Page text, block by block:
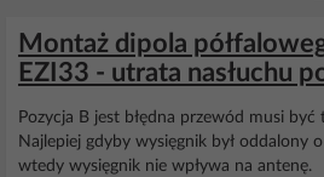
Montaż dipola
EZI33 - utrata nasłuchu
Pozycja B jest błędna przewód musi
Najlepiej gdyby wysięgnik był oddalony
wtedy wysięgnik nie wpływa na antenę.